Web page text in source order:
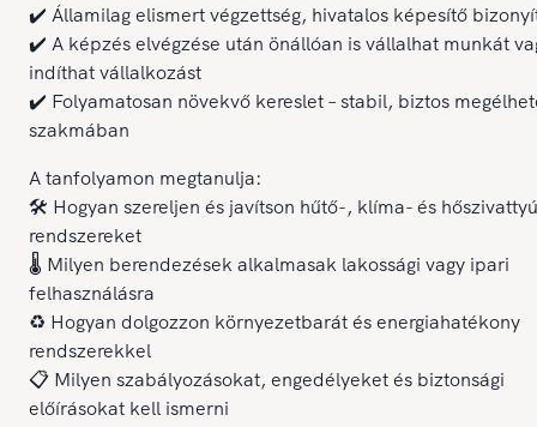
✔️ Államilag elismert végzettség, hivatalos képesítő
✔️ A képzés elvégzése után önállóan is vállalhat munkát
indíthat vállalkozást
✔️ Folyamatosan növekvő kereslet – stabil, biztos
szakmában
A tanfolyamon megtanulja:
🛠️ Hogyan szereljen és javítson hűtő-, klíma- és hőszivattyú
rendszereket
🌡️ Milyen berendezések alkalmasak lakossági vagy ipari
felhasználásra
♻️ Hogyan dolgozzon környezetbarát és energiahatékony
rendszerekkel
📋 Milyen szabályozásokat, engedélyeket és biztonsági
előírásokat kell ismerni